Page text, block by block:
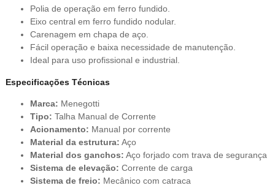
Polia de operação em ferro fundido.
Eixo central em ferro fundido nodular.
Carenagem em chapa de aço.
Fácil operação e baixa necessidade de manutenção.
Ideal para uso profissional e industrial.
Especificações Técnicas
Marca: Menegotti
Tipo: Talha Manual de Corrente
Acionamento: Manual por corrente
Material da estrutura: Aço
Material dos ganchos: Aço forjado com trava de segurança
Sistema de elevação: Corrente de carga
Sistema de freio: Mecânico com catraca